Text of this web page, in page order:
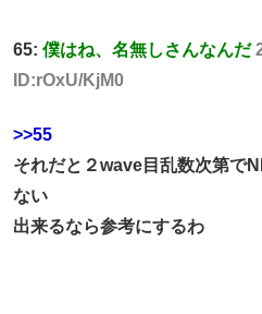
65: 僕はね、名無しさんなんだ
ID:rOxU/KjM0
>>55
それだと２wave目乱数次第で
ない
出来るなら参考にするわ